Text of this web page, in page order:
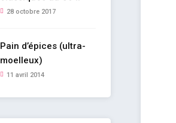
28 octobre 2017
Pain d’épices (ultra-
moelleux)
11 avril 2014